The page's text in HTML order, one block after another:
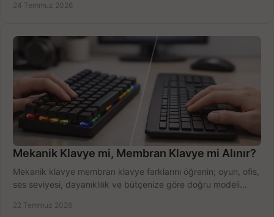
24 Temmuz 2026
Mekanik Klavye mi, Membran Klavye mi Alınır?
Mekanik klavye membran klavye farklarını öğrenin; oyun, ofis,
ses seviyesi, dayanıklılık ve bütçenize göre doğru modeli
22 Temmuz 2026